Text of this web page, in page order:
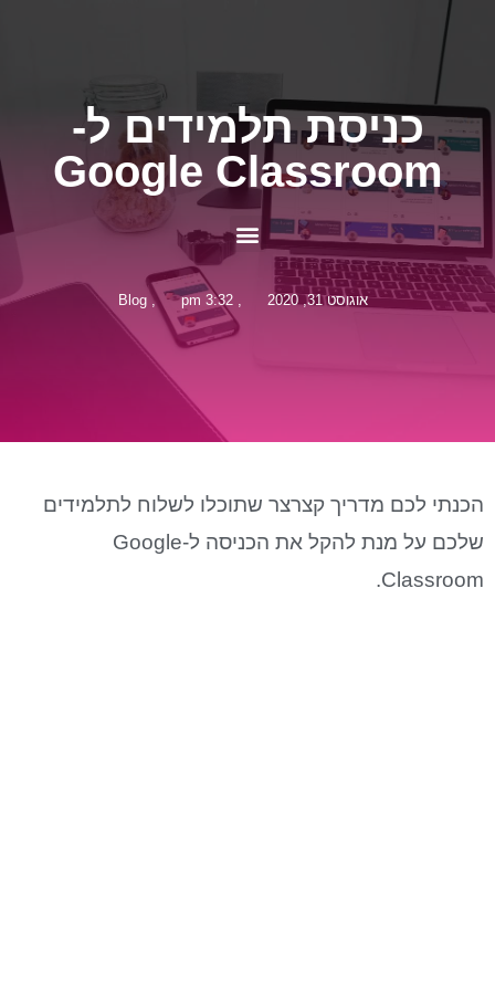
כניסת תלמידים ל-
Google Classroom
אוגוסט 31, 2020 ,
,
Blog
הכנתי לכם מדריך קצרצר שתוכלו לשלוח לתלמידים
שלכם על מנת להקל את הכניסה ל-Google
Classroom.